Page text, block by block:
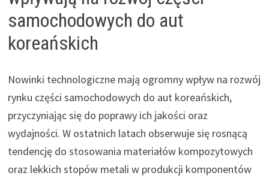
samochodowych do aut
koreańskich
Nowinki technologiczne mają ogromny wpływ na rozwój
rynku części samochodowych do aut koreańskich,
przyczyniając się do poprawy ich jakości oraz
wydajności. W ostatnich latach obserwuje się rosnącą
tendencję do stosowania materiałów kompozytowych
oraz lekkich stopów metali w produkcji komponentów